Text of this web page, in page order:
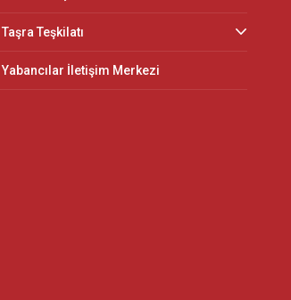
Taşra Teşkilatı
Yabancılar İletişim Merkezi